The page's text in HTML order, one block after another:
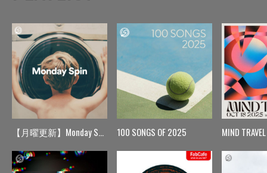
【月曜更新】Monday Spin 100 SONGS OF 2025 MIND TRAVEL